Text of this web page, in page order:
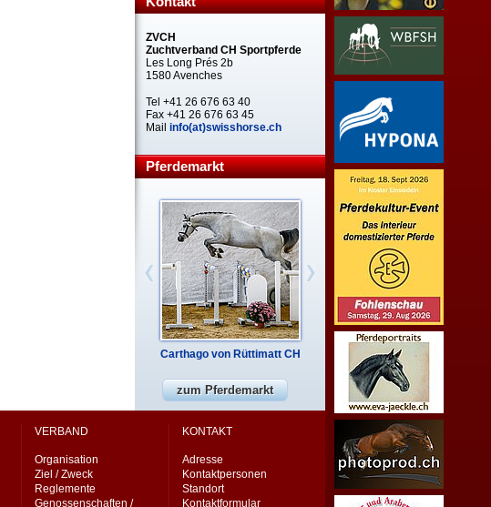
ZVCH
Zuchtverband CH Sportpferde
Les Long Prés 2b
1580 Avenches
Tel +41 26 676 63 40
Fax +41 26 676 63 45
Mail info(at)swisshorse.ch
Pferdemarkt
Carthago von Rüttimatt CH
zum Pferdemarkt
VERBAND
Organisation
Ziel / Zweck
Reglemente
Genossenschaften /
KONTAKT
Adresse
Kontaktpersonen
Standort
Kontaktformular